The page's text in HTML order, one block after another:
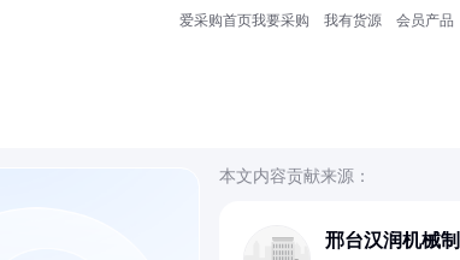
爱采购首页我要采购 我有货源 会员产品
本文内容贡献来源：
邢台汉润机械